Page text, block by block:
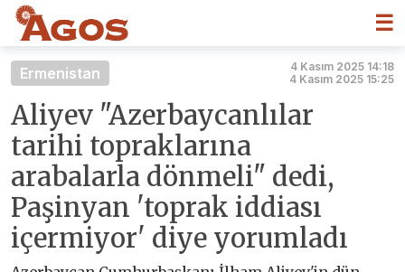
☰
Ermenistan
4 Kasım 2025 14:18
4 Kasım 2025 15:25
Aliyev "Azerbaycanlılar
tarihi topraklarına
arabalarla dönmeli" dedi,
Paşinyan 'toprak iddiası
içermiyor' diye yorumladı